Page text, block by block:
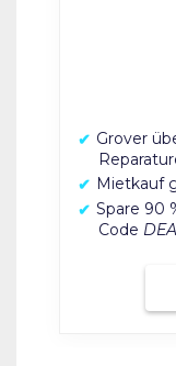
Grover
Mietkauf
Spare 90
Code